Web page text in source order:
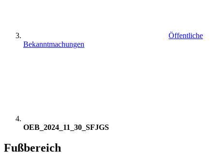
Öffentliche
Bekanntmachungen
OEB_2024_11_30_SFJGS
Fußbereich